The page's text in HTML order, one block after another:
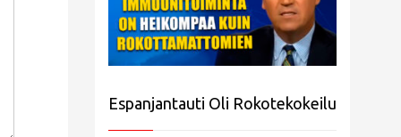
Espanjantauti Oli Rokotekokeilu